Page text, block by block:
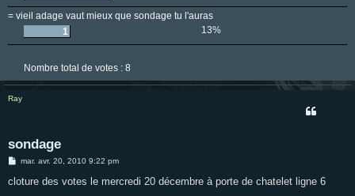
= vieil adage vaut mieux que sondage tu l'auras
1
13%
Nombre total de votes : 8
Ray
sondage
M
s
mar. avr. 20, 2010 9:22 pm
cloture des votes le mercredi 20 décembre à porte de chatelet ligne 6